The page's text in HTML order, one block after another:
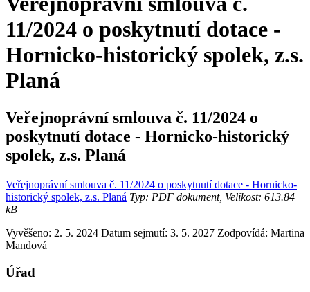
11/2024 o poskytnutí dotace -
Hornicko-historický spolek, z.s.
Planá
Veřejnoprávní smlouva č. 11/2024 o
poskytnutí dotace - Hornicko-historický
spolek, z.s. Planá
Veřejnoprávní smlouva č. 11/2024 o poskytnutí dotace - Hornicko-
historický spolek, z.s. Planá Typ: PDF dokument, Velikost: 613.84
kB
Vyvěšeno: 2. 5. 2024 Datum sejmutí: 3. 5. 2027 Zodpovídá: Martina
Mandová
Úřad